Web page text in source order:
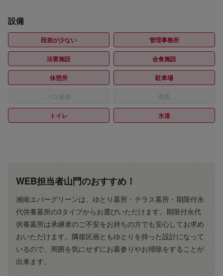
設備
段差が少ない 管理事務所
法要施設 会食施設
休憩所 駐車場
トイレ 水道
WEB担当者山門のおすすめ！
湘南エバーグリーンは、ゆとり墓所・テラス墓所・期限付永
代供養墓所の3タイプからお選びいただけます。期限付永代
供養墓所は承継者のご不安をお持ちの方でも安心してお求め
おいただけます。隣接区画ともゆとりを持った設計になって
いるので、周囲を気にせずにお墓参りやお掃除をすることが
出来ます。